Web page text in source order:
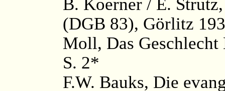
B. Koerner / E.
(DGB 83), Görlitz
Moll, Das
S. 2*
F.W. Bauks, Die